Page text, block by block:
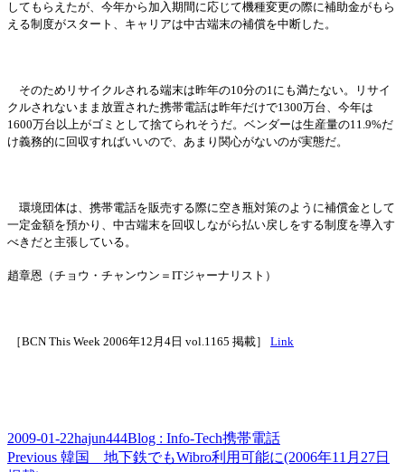
してもらえたが、今年から加入期間に応 じて機種変更の際に補助金がもら
える制度がスタ ー ト、キャリアは中古端末の補償を中断した。
そのためリサイクルされる端末は昨年の10分の1にも満たない。リサイ
クルされないまま放置された携帯電話は昨年だけで1300万台、今年は
1600万台以上がゴミとして捨てられそうだ。ベンダーは生産量の11.9%だ
け義務的に回 収すればいいので、あまり 関心がないのが実態だ。
環境団体は、携帯電話を販売する際に空き 瓶対策のように補償金として
一定金額を預かり、中古端末を 回 収 しながら払い戻 しをする制度を導入す
べきだと主張している。
趙章恩（チョウ ・ チャンウン＝ ITジャ ーナリスト）
［BCN This Week 2006年12月4日 vol.1165 掲載］ Link
Posted
on
2009-01-22Author
hajun444Categories
Blog : Info-TechTags
携帯電話
Post
Previous Previous
韓国 地下鉄でもWibro利用可能に(2006年11月27日